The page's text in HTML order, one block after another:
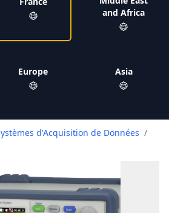
Europe
and Africa
Asia
d'Acquisition de Données /